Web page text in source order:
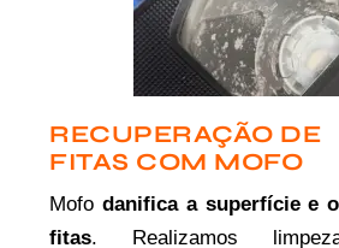
RECUPERAÇÃO DE
FITAS COM MOFO
Mofodanifica a superfície e
fitas. Realizamos